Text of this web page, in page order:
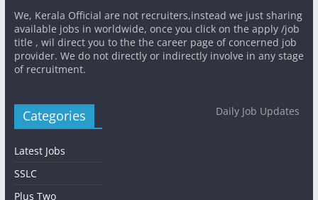
We, Kerala Official are not recruiters,instead we just sharing
available jobs in worldwide, once you click on the apply /job
title , wil direct you to the the career page of concerned job
provider. We do not directly or indirectly involve in any stage
of recruitment.
Categories
Latest Jobs
SSLC
Plus Two
Daily Job Updates